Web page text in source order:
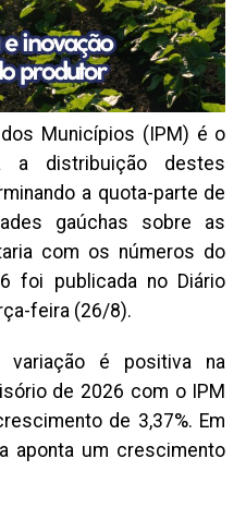
Municípios (IPM) é o
a distribuição destes
a quota-parte de
gaúchas sobre as
com os números do
foi publicada no Diário
feira (26/8).
é positiva na
de 2026 com o IPM
de 3,37%. Em
aponta um crescimento